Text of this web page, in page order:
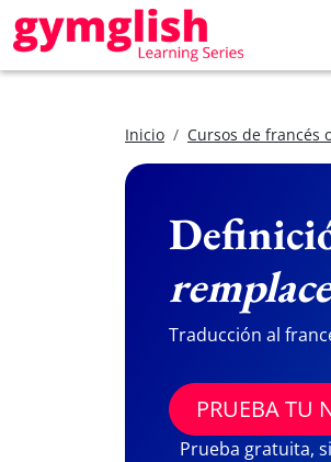
Inicio Cursos de francés
remplace
Traducción al
PRUEBA TU
Prueba gratuita,